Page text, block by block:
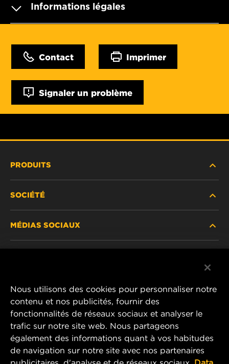
Informations légales
Contact Imprimer
Signaler un problème
PRODUITS
PRODUITS ABANDONNÉS / REMPLACÉS
SOCIÉTÉ
AVIS JURIDIQUE
IMPRIMER
CONTACTEZ-NOUS
MÉDIAS SOCIAUX
Instagram
YouTube
MANN+HUMMEL Middle East FZE
DAFZA (Dubai Airport Free Zone)
Nous utilisons des cookies pour personnaliser notre
contenu et nos publicités, fournir des
fonctionnalités de réseaux sociaux et analyser le
trafic sur notre site web. Nous partageons
également des informations quant à vos habitudes
de navigation sur notre site avec nos partenaires